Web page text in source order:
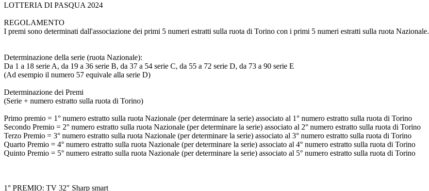
LOTTERIA DI PASQUA 2024
REGOLAMENTO
I premi sono determinati dall'associazione dei primi 5 numeri estratti sulla ruota di Torino con i primi 5 numeri estratti sulla ruota Nazionale.
Determinazione della serie (ruota Nazionale):
Da 1 a 18 serie A, da 19 a 36 serie B, da 37 a 54 serie C, da 55 a 72 serie D, da 73 a 90 serie E
(Ad esempio il numero 57 equivale alla serie D)
Determinazione dei Premi
(Serie + numero estratto sulla ruota di Torino)
Primo premio = 1° numero estratto sulla ruota Nazionale (per determinare la serie) associato al 1° numero estratto sulla ruota di Torino
Secondo Premio = 2° numero estratto sulla ruota Nazionale (per determinare la serie) associato al 2° numero estratto sulla ruota di Torino
Terzo Premio = 3° numero estratto sulla ruota Nazionale (per determinare la serie) associato al 3° numero estratto sulla ruota di Torino
Quarto Premio = 4° numero estratto sulla ruota Nazionale (per determinare la serie) associato al 4° numero estratto sulla ruota di Torino
Quinto Premio = 5° numero estratto sulla ruota Nazionale (per determinare la serie) associato al 5° numero estratto sulla ruota di Torino
1° PREMIO: TV 32" Sharp smart